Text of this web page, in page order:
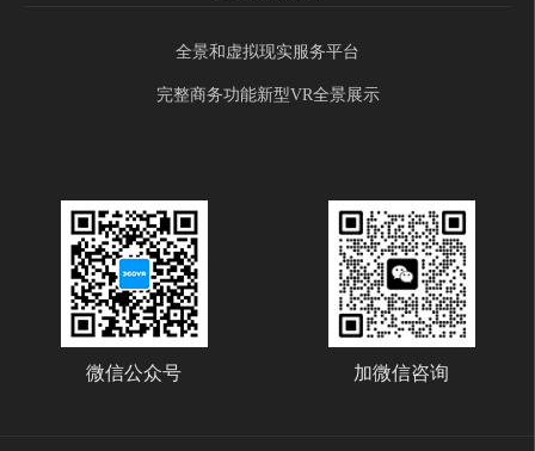
全景和虚拟现实服务平台
完整商务功能新型VR全景展示
微信公众号 加微信咨询